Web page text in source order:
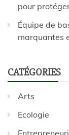
pour
Équipe de
marquantes
CATÉGORIES
Arts
Ecologie